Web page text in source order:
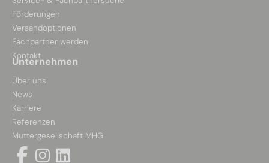
Förderungen
Versandoptionen
Fachpartner werden
Kontakt
Unternehmen
Über uns
News
Karriere
Referenzen
Muttergesellschaft MHG